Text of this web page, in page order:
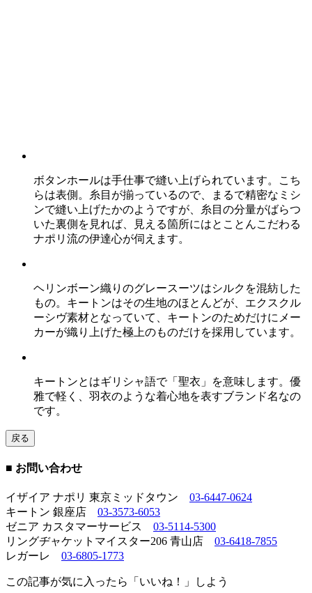
ボタンホールは手仕事で縫い上げられています。こち
らは表側。糸目が揃っているので、まるで精密なミシ
ンで縫い上げたかのようですが、糸目の分量がばらつ
いた裏側を見れば、見える箇所にはとことんこだわる
ナポリ流の伊達心が伺えます。
ヘリンボーン織りのグレースーツはシルクを混紡した
もの。キートンはその生地のほとんどが、エクスクル
ーシヴ素材となっていて、キートンのためだけにメー
カーが織り上げた極上のものだけを採用しています。
キートンとはギリシャ語で「聖衣」を意味します。優
雅で軽く、羽衣のような着心地を表すブランド名なの
です。
戻る
■ お問い合わせ
イザイア ナポリ 東京ミッドタウン 03-6447-0624
キートン 銀座店 03-3573-6053
ゼニア カスタマーサービス 03-5114-5300
リングヂャケットマイスター206 青山店 03-6418-7855
レガーレ 03-6805-1773
この記事が気に入ったら「いいね！」しよう